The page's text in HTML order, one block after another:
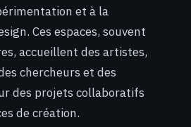
et à la
Ces espaces, souvent
accueillent des artistes,
chercheurs et des
des projets collaboratifs
de création.